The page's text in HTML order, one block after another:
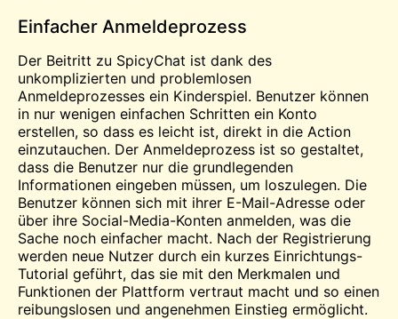
Einfacher Anmeldeprozess
Der Beitritt zu SpicyChat ist dank des
unkomplizierten und problemlosen
Anmeldeprozesses ein Kinderspiel. Benutzer können
in nur wenigen einfachen Schritten ein Konto
erstellen, so dass es leicht ist, direkt in die Action
einzutauchen. Der Anmeldeprozess ist so gestaltet,
dass die Benutzer nur die grundlegenden
Informationen eingeben müssen, um loszulegen. Die
Benutzer können sich mit ihrer E-Mail-Adresse oder
über ihre Social-Media-Konten anmelden, was die
Sache noch einfacher macht. Nach der Registrierung
werden neue Nutzer durch ein kurzes Einrichtungs-
Tutorial geführt, das sie mit den Merkmalen und
Funktionen der Plattform vertraut macht und so einen
reibungslosen und angenehmen Einstieg ermöglicht.